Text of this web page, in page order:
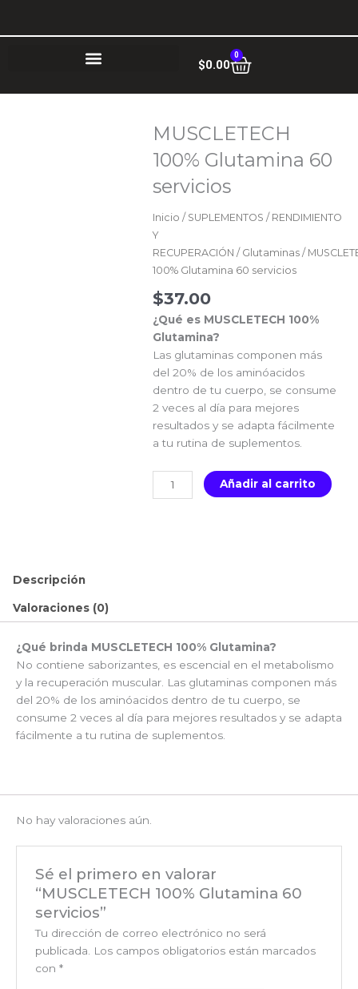
$0.00
0
Cart
MUSCLETECH
100% Glutamina 60
servicios
Inicio / SUPLEMENTOS / RENDIMIENTO
Y
RECUPERACIÓN / Glutaminas /
100% Glutamina 60 servicios
$37.00
¿Qué es MUSCLETECH 100%
Glutamina?
Las glutaminas componen más
del 20% de los aminóacidos
dentro de tu cuerpo, se consume
2 veces al día para mejores
resultados y se adapta fácilmente
a tu rutina de suplementos.
MUSCLETECH
100%
Añadir al carrito
Descripción
Valoraciones (0)
¿Qué brinda MUSCLETECH 100% Glutamina?
No contiene saborizantes, es escencial en el metabolismo
y la recuperación muscular. Las glutaminas componen más
del 20% de los aminóacidos dentro de tu cuerpo, se
consume 2 veces al día para mejores resultados y se adapta
fácilmente a tu rutina de suplementos.
No hay valoraciones aún.
Sé el primero en valorar
“MUSCLETECH 100% Glutamina 60
servicios”
Tu dirección de correo electrónico no será
publicada. Los campos obligatorios están marcados
con *